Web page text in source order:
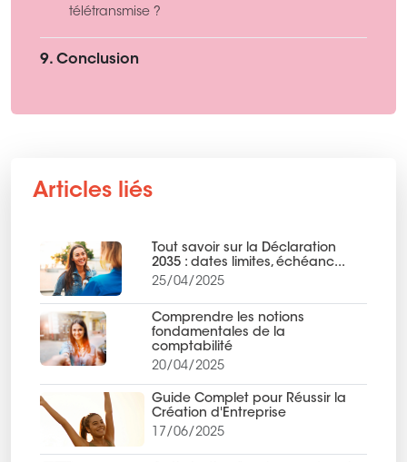
télétransmise ?
9. Conclusion
Articles liés
Tout savoir sur la Déclaration
2035 : dates limites, échéanc...
25/04/2025
Comprendre les notions
fondamentales de la
comptabilité
20/04/2025
Guide Complet pour Réussir la
Création d'Entreprise
17/06/2025